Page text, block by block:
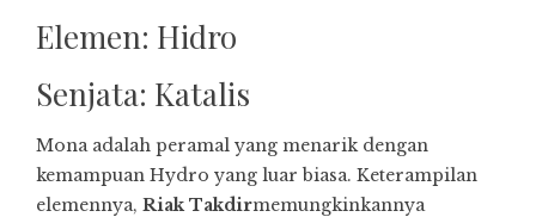
Elemen: Hidro
Senjata: Katalis
Mona adalah peramal yang menarik dengan
kemampuan Hydro yang luar biasa. Keterampilan
elemennya, Riak Takdirmemungkinkannya